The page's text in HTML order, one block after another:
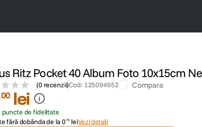
Ritz Pocket 40 Album Foto 10x15cm
(0 recenzii)Cod: 125094652 Compara
00 lei
puncte de fidelitate
fără dobânda de la079 leiVezi detalii